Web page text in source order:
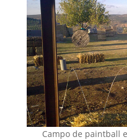
Campo de paintball